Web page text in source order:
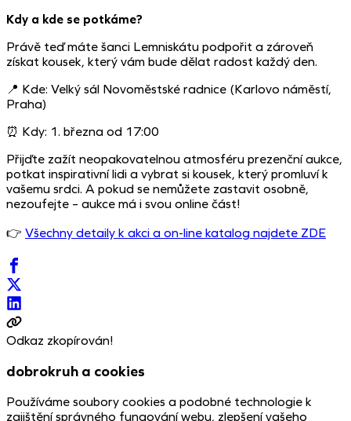
Kdy a kde se potkáme?
Právě teď máte šanci Lemniskátu podpořit a zároveň
získat kousek, který vám bude dělat radost každý den.
📍 Kde: Velký sál Novoměstské radnice (Karlovo náměstí,
Praha)
⏰ Kdy: 1. března od 17:00
Přijďte zažít neopakovatelnou atmosféru prezenční aukce,
potkat inspirativní lidi a vybrat si kousek, který promluví k
vašemu srdci. A pokud se nemůžete zastavit osobně,
nezoufejte – aukce má i svou online část!
👉 Všechny detaily k akci a on-line katalog najdete ZDE
Odkaz zkopírován!
dobrokruh a cookies
Používáme soubory cookies a podobné technologie k
zajištění správného fungování webu, zlepšení vašeho